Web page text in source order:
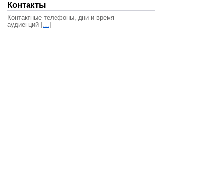
Контакты
Контактные телефоны, дни и время
аудиенций […]